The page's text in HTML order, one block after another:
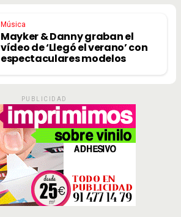
Música
Mayker & Danny graban el
vídeo de ‘Llegó el verano’ con
espectaculares modelos
PUBLICIDAD